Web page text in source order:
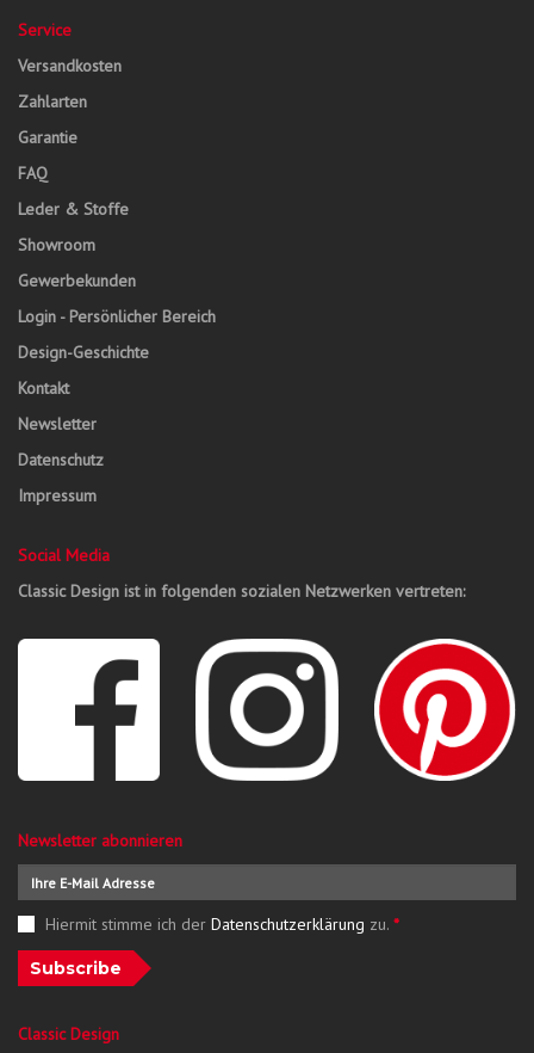
Service
Versandkosten
Zahlarten
Garantie
FAQ
Leder & Stoffe
Showroom
Gewerbekunden
Login - Persönlicher Bereich
Design-Geschichte
Kontakt
Newsletter
Datenschutz
Impressum
Social Media
Classic Design ist in folgenden sozialen Netzwerken vertreten:
Newsletter abonnieren
Hiermit stimme ich der Datenschutzerklärung zu. *
Subscribe
Classic Design